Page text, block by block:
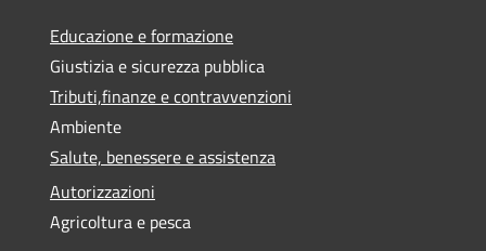
Educazione e formazione
Giustizia e sicurezza pubblica
Tributi,finanze e contravvenzioni
Ambiente
Salute, benessere e assistenza
Autorizzazioni
Agricoltura e pesca